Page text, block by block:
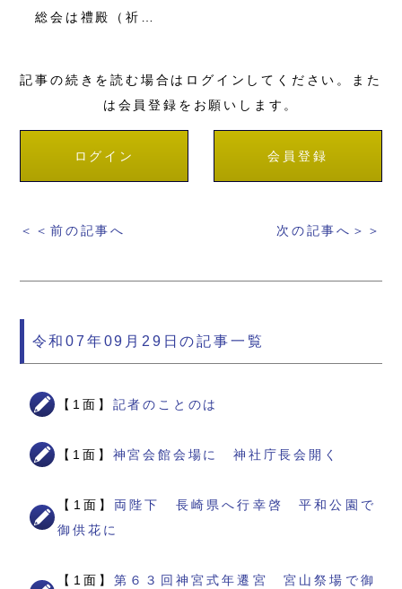
総会は禮殿（祈…
記事の続きを読む場合はログインしてください。また
は会員登録をお願いします。
ログイン 会員登録
＜＜前の記事へ 次の記事へ＞＞
令和07年09月29日の記事一覧
【1面】 記者のことのは
【1面】 神宮会館会場に 神社庁長会開く
【1面】 両陛下 長崎県へ行幸啓 平和公園で
御供花に
【1面】第６３回神宮式年遷宮 宮山祭場で御